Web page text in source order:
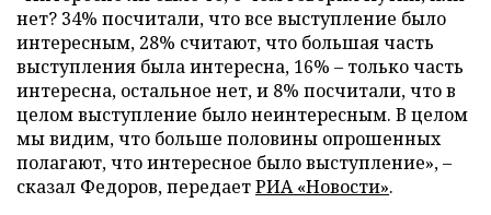
нет? 34% посчитали, что все выступление было
интересным, 28% считают, что большая часть
выступления была интересна, 16% – только часть
интересна, остальное нет, и 8% посчитали, что в
целом выступление было неинтересным. В целом
мы видим, что больше половины опрошенных
полагают, что интересное было выступление», –
сказал Федоров, передаетРИА «Новости».